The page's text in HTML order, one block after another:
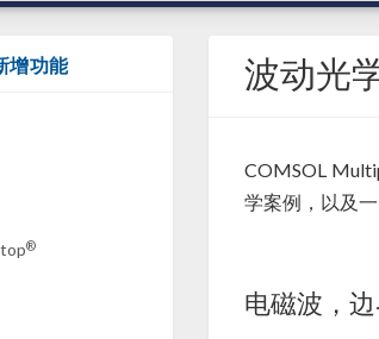
增功能
®
波动光
COMSOL
学案例，以及
电磁波，